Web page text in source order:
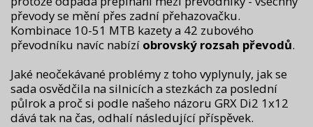
převody se mění přes zadní přehazovačku.
Kombinace 10-51 MTB kazety a 42 zubového
převodníku navíc nabízí obrovský rozsah převodů.
Jaké neočekávané problémy z toho vyplynuly, jak se
sada osvědčila na silnicích a stezkách za poslední
půlrok a proč si podle našeho názoru GRX Di2 1x12
dává tak na čas, odhalí následující příspěvek.